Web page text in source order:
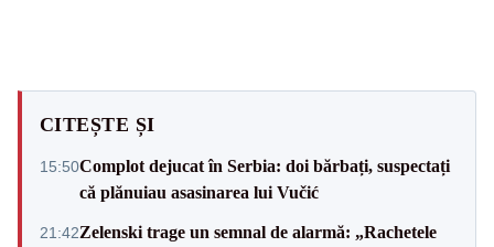
CITEȘTE ȘI
15:50Complot dejucat în Serbia: doi bărbați, suspectați
că plănuiau asasinarea lui Vučić
21:42Zelenski trage un semnal de alarmă: „Rachetele